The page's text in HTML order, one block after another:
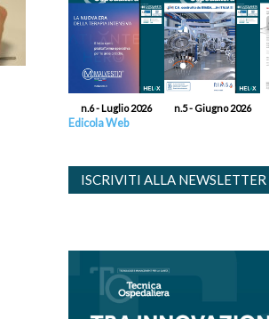
n.6 - Luglio 2026 n.5 - Giugno 2026
Edicola Web
ISCRIVITI ALLA NEWSLETTER